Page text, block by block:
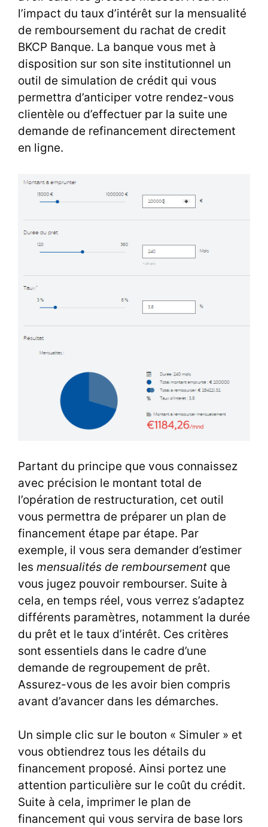
l’impact du taux d’intérêt sur la mensualité
de remboursement du rachat de credit
BKCP Banque. La banque vous met à
disposition sur son site institutionnel un
outil de simulation de crédit qui vous
permettra d’anticiper votre rendez-vous
clientèle ou d’effectuer par la suite une
demande de refinancement directement
en ligne.
Partant du principe que vous connaissez
avec précision le montant total de
l’opération de restructuration, cet outil
vous permettra de préparer un plan de
financement étape par étape. Par
exemple, il vous sera demander d’estimer
les mensualités de remboursement que
vous jugez pouvoir rembourser. Suite à
cela, en temps réel, vous verrez s’adaptez
différents paramètres, notamment la durée
du prêt et le taux d’intérêt. Ces critères
sont essentiels dans le cadre d’une
demande de regroupement de prêt.
Assurez-vous de les avoir bien compris
avant d’avancer dans les démarches.
Un simple clic sur le bouton « Simuler » et
vous obtiendrez tous les détails du
financement proposé. Ainsi portez une
attention particulière sur le coût du crédit.
Suite à cela, imprimer le plan de
financement qui vous servira de base lors